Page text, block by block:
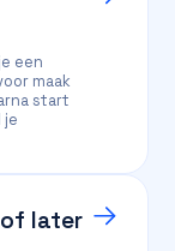
een
maak
start
je
of later